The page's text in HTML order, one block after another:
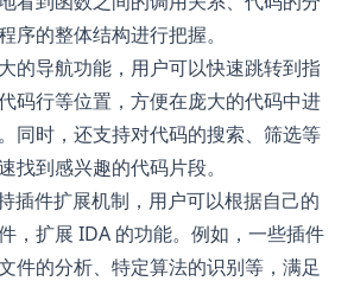
序的整体结构进行把握。
的导航功能，用户可以快速跳转到指
码行等位置，方便在庞大的代码中进
同时，还支持对代码的搜索、筛选等
找到感兴趣的代码片段。
插件扩展机制，用户可以根据自己的
，扩展 IDA 的功能。例如，一些插件
件的分析、特定算法的识别等，满足